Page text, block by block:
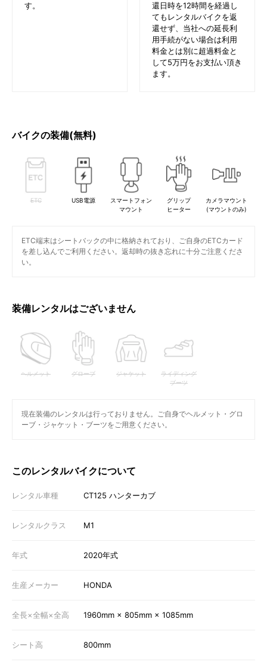
す。
還日時を12時間を経過し
てもレンタルバイクを返
還せず、当社への延長利
用手続がない場合は利用
料金とは別に超過料金と
して5万円をお支払い頂き
ます。
バイクの装備(無料)
ETC USB電源
スマートフォン
マウント
グリップ
ヒーター
カメラマウント
(マウントのみ)
ETC端末はシートバックの中に格納されており、ご自身のETCカード
を差し込んでご利用ください。返却時の抜き忘れに十分ご注意くださ
い。
装備レンタルはございません
ヘルメット グローブ ジャケット
ライディング
ブーツ
現在装備のレンタルは行っておりません。ご自身でヘルメット・グロ
ーブ・ジャケット・ブーツをご用意ください。
このレンタルバイクについて
レンタル車種 CT125 ハンターカブ
レンタルクラス M1
年式 2020年式
生産メーカー HONDA
全長×全幅×全高 1960mm × 805mm × 1085mm
シート高 800mm